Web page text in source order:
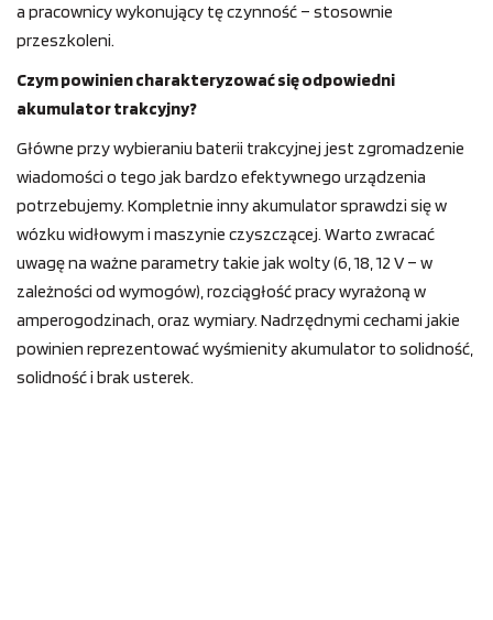
a pracownicy wykonujący tę czynność – stosownie
przeszkoleni.
Czym powinien charakteryzować się odpowiedni
akumulator trakcyjny?
Główne przy wybieraniu baterii trakcyjnej jest zgromadzenie
wiadomości o tego jak bardzo efektywnego urządzenia
potrzebujemy. Kompletnie inny akumulator sprawdzi się w
wózku widłowym i maszynie czyszczącej. Warto zwracać
uwagę na ważne parametry takie jak wolty (6, 18, 12 V – w
zależności od wymogów), rozciągłość pracy wyrażoną w
amperogodzinach, oraz wymiary. Nadrzędnymi cechami jakie
powinien reprezentować wyśmienity akumulator to solidność,
solidność i brak usterek.